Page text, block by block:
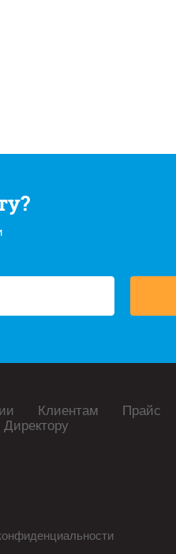
Клиентам Прайс